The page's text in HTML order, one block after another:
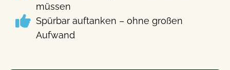
müssen
Spürbar auftanken – ohne großen
Aufwand